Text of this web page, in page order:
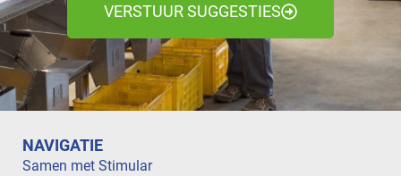
VERSTUUR SUGGESTIES
NAVIGATIE
Samen met Stimular